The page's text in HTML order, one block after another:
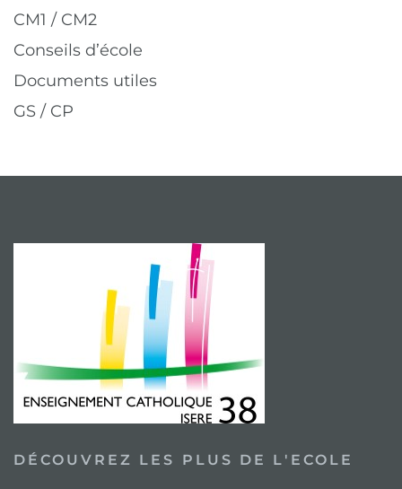
CM1 / CM2
Conseils d’école
Documents utiles
GS / CP
DÉCOUVREZ LES PLUS DE L'ECOLE